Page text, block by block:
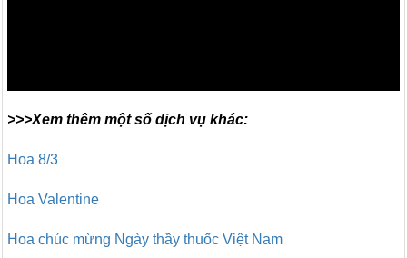
>>>Xem thêm một số dịch vụ khác:
Hoa 8/3
Hoa Valentine
Hoa chúc mừng Ngày thầy thuốc Việt Nam